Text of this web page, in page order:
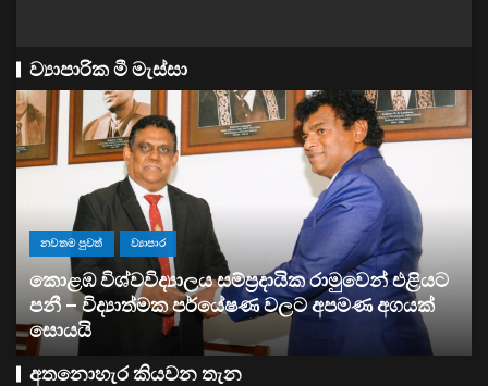
ව්‍යාපාරික මී මැස්සා
ව්‍යාපාර
සතොසෙන් සුපර් වැඩක් ..
අතනොහැර කියවන තැන